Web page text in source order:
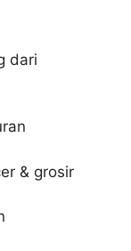
dari
& grosir